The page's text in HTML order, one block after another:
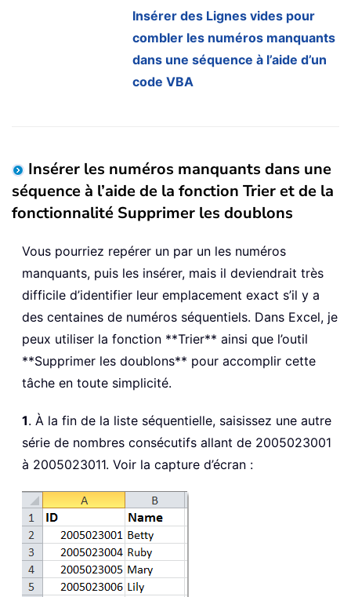
Insérer des Lignes vides pour
combler les numéros manquants
dans une séquence à l’aide d’un
code VBA
Insérer les numéros manquants dans une
séquence à l’aide de la fonction Trier et de la
fonctionnalité Supprimer les doublons
Vous pourriez repérer un par un les numéros
manquants, puis les insérer, mais il deviendrait très
difficile d’identifier leur emplacement exact s’il y a
des centaines de numéros séquentiels. Dans Excel, je
peux utiliser la fonction **Trier** ainsi que l’outil
**Supprimer les doublons** pour accomplir cette
tâche en toute simplicité.
1. À la fin de la liste séquentielle, saisissez une autre
série de nombres consécutifs allant de 2005023001
à 2005023011. Voir la capture d’écran :